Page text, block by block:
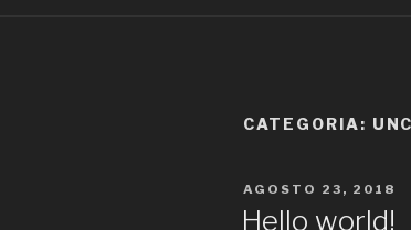
CATEGORIA:
PUBBLICATO
AGOSTO 23, 2018
Hello world!